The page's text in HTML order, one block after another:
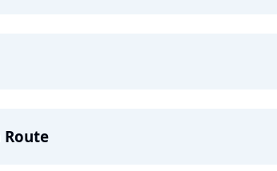
Route